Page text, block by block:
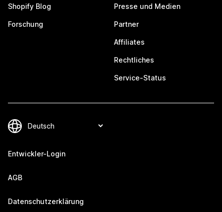
Shopify Blog
Forschung
Presse und Medien
Partner
Affiliates
Rechtliches
Service-Status
Entwickler-Login
AGB
Datenschutzerklärung